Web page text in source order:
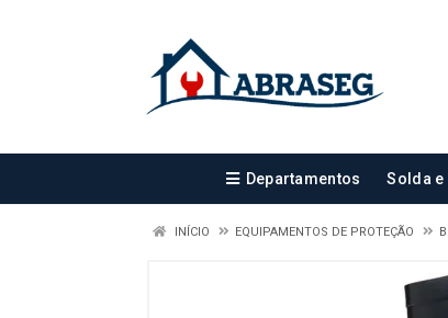
Departamentos Solda e
INÍCIO EQUIPAMENTOS DE PROTEÇÃO